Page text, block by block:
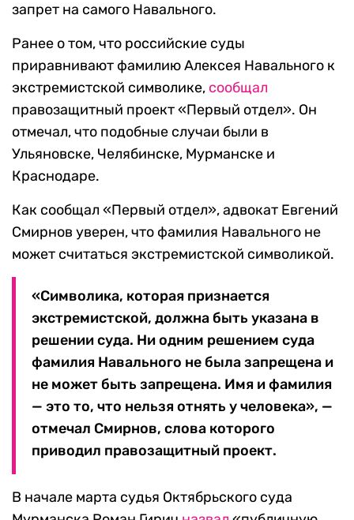
запрет на самого Навального.
Ранее о том, что российские суды
приравнивают фамилию Алексея Навального к
экстремистской символике, сообщал
правозащитный проект «Первый отдел». Он
отмечал, что подобные случаи были в
Ульяновске, Челябинске, Мурманске и
Краснодаре.
Как сообщал «Первый отдел», адвокат Евгений
Смирнов уверен, что фамилия Навального не
может считаться экстремистской символикой.
«Символика, которая признается
экстремистской, должна быть указана в
решении суда. Ни одним решением суда
фамилия Навального не была запрещена и
не может быть запрещена. Имя и фамилия
— это то, что нельзя отнять у человека», —
отмечал Смирнов, слова которого
приводил правозащитный проект.
В начале марта судья Октябрьского суда